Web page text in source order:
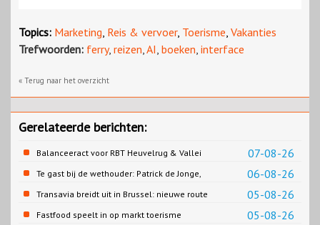
Topics: Marketing, Reis & vervoer, Toerisme, Vakanties
Trefwoorden: ferry, reizen,AI, boeken, interface
« Terug naar het overzicht
Gerelateerde berichten:
07-08-26
Balanceeract voor RBT Heuvelrug & Vallei
06-08-26
Te gast bij de wethouder: Patrick de Jonge,
Gemeente Emmen
05-08-26
Transavia breidt uit in Brussel: nieuwe route
naar Porto
05-08-26
Fastfood speelt in op markt toerisme